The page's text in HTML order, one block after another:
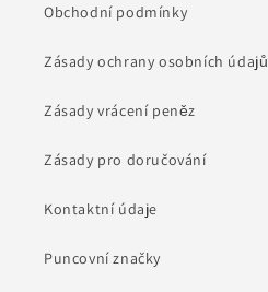
Obchodní podmínky
Zásady ochrany osobních údajů
Zásady vrácení peněz
Zásady pro doručování
Kontaktní údaje
Puncovní značky